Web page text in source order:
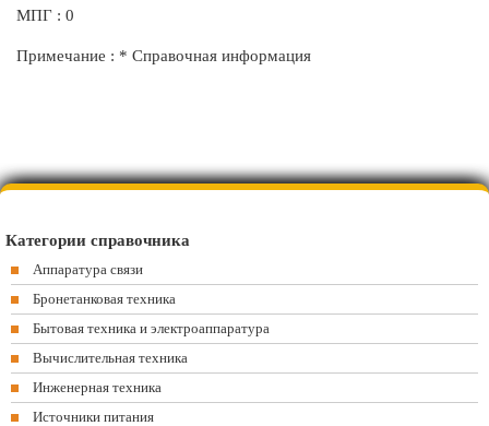
МПГ : 0
Примечание : * Справочная информация
Категории справочника
Аппаратура связи
Бронетанковая техника
Бытовая техника и электроаппаратура
Вычислительная техника
Инженерная техника
Источники питания